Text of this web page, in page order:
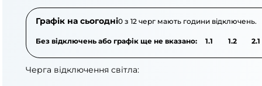
Графік на сьогодні0 з 12 черг мають години відключень.
Без відключень або графік ще не вказано: 1.1 1.2 2.1
Черга відключення світла: